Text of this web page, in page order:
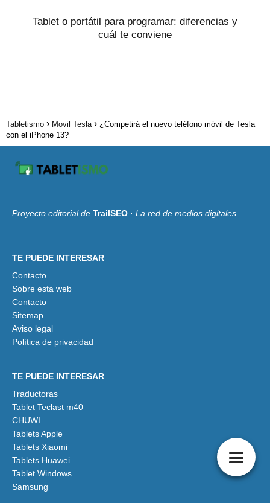
Tablet o portátil para programar: diferencias y
cuál te conviene
Tabletismo Movil Tesla
¿Competirá el nuevo teléfono móvil de Tesla
con el iPhone 13?
Proyecto editorial de TrailSEO · La red de medios digitales
TE PUEDE INTERESAR
Contacto
Sobre esta web
Contacto
Sitemap
Aviso legal
Política de privacidad
TE PUEDE INTERESAR
Traductoras
Tablet Teclast m40
CHUWI
Tablets Apple
Tablets Xiaomi
Tablets Huawei
Tablet Windows
Samsung